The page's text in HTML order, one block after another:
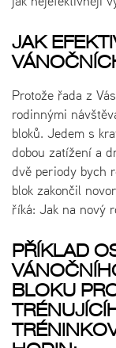
JAK
Protože řada z
rodinnými
bloků. Jedem s
dobou zatížení a
dvě periody bych
blok zakončil
říká: Jak na nový
PŘÍKLAD
BLOKU